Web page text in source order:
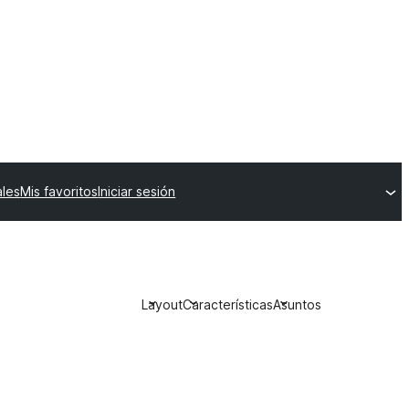
Mis favoritosIniciar sesión
LayoutCaracterísticasAsuntos